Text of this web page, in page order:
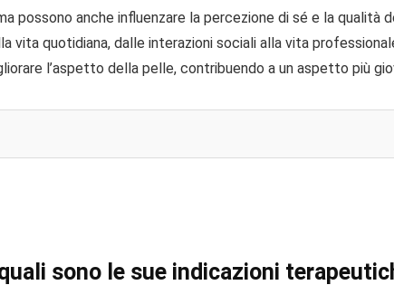
possono anche influenzare la percezione di sé e la qualità
quotidiana, dalle interazioni sociali alla vita
l’aspetto della pelle, contribuendo a un aspetto più
sono le sue indicazioni